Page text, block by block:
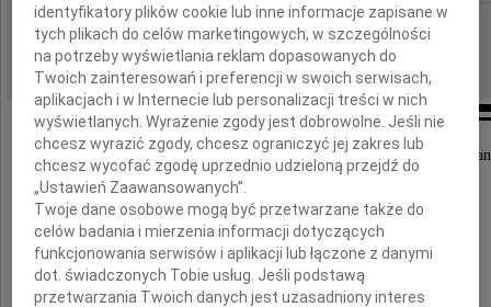
REGION: Białystok
DATA EMISJI: 21.08.2019
Z głębokim smutkiem przyjęliśmy
wiadomość o śmierci
identyfikatory plików cookie lub inne informacje zapisane w
tych plikach do celów marketingowych, w szczególności
na potrzeby wyświetlania reklam dopasowanych do
Twoich zainteresowań i preferencji w swoich serwisach,
aplikacjach i w Internecie lub personalizacji treści w nich
wyświetlanych. Wyrażenie zgody jest dobrowolne. Jeśli nie
chcesz wyrazić zgody, chcesz ograniczyć jej zakres lub
chcesz wycofać zgodę uprzednio udzieloną przejdź do
„Ustawień Zaawansowanych”.
Twoje dane osobowe mogą być przetwarzane także do
celów badania i mierzenia informacji dotyczących
funkcjonowania serwisów i aplikacji lub łączone z danymi
dot. świadczonych Tobie usług. Jeśli podstawą
przetwarzania Twoich danych jest uzasadniony interes